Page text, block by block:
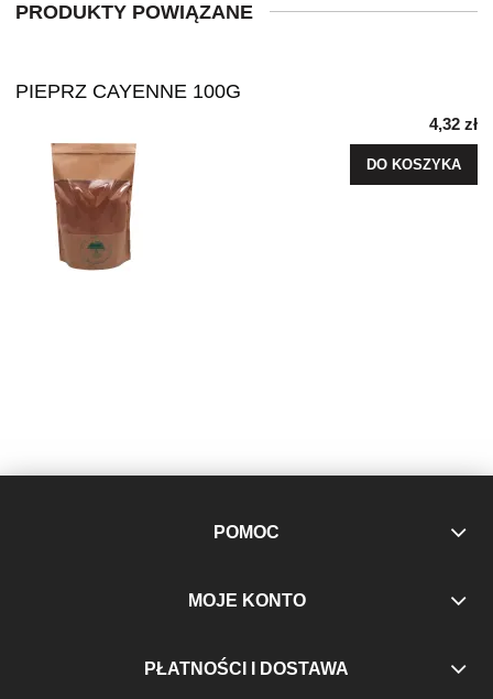
PRODUKTY POWIĄZANE
PIEPRZ CAYENNE 100G
4,32 zł
DO KOSZYKA
POMOC
MOJE KONTO
PŁATNOŚCI I DOSTAWA